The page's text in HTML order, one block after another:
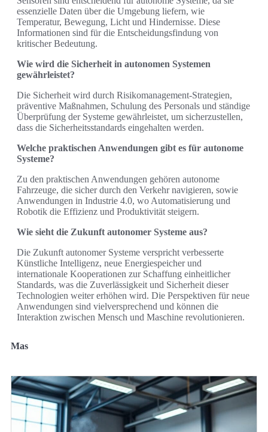
essenzielle Daten über die Umgebung liefern, wie
Temperatur, Bewegung, Licht und Hindernisse. Diese
Informationen sind für die Entscheidungsfindung von
kritischer Bedeutung.
Wie wird die Sicherheit in autonomen Systemen
gewährleistet?
Die Sicherheit wird durch Risikomanagement-Strategien,
präventive Maßnahmen, Schulung des Personals und ständige
Überprüfung der Systeme gewährleistet, um sicherzustellen,
dass die Sicherheitsstandards eingehalten werden.
Welche praktischen Anwendungen gibt es für autonome
Systeme?
Zu den praktischen Anwendungen gehören autonome
Fahrzeuge, die sicher durch den Verkehr navigieren, sowie
Anwendungen in Industrie 4.0, wo Automatisierung und
Robotik die Effizienz und Produktivität steigern.
Wie sieht die Zukunft autonomer Systeme aus?
Die Zukunft autonomer Systeme verspricht verbesserte
Künstliche Intelligenz, neue Energiespeicher und
internationale Kooperationen zur Schaffung einheitlicher
Standards, was die Zuverlässigkeit und Sicherheit dieser
Technologien weiter erhöhen wird. Die Perspektiven für neue
Anwendungen sind vielversprechend und können die
Interaktion zwischen Mensch und Maschine revolutionieren.
Mas